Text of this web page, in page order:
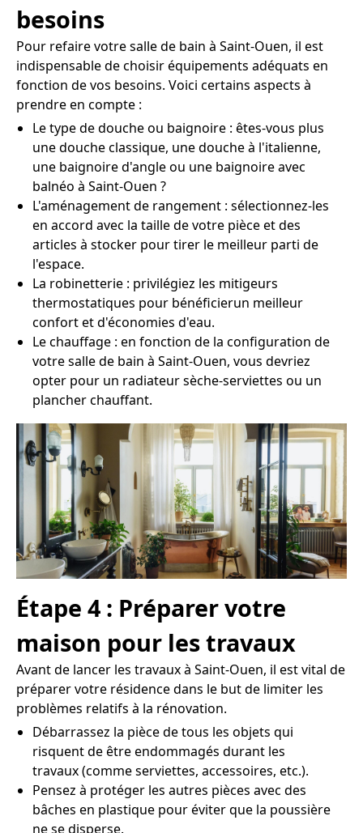
besoins
Pour refaire votre salle de bain à Saint-Ouen, il est
indispensable de choisir équipements adéquats en
fonction de vos besoins. Voici certains aspects à
prendre en compte :
Le type de douche ou baignoire : êtes-vous plus
une douche classique, une douche à l'italienne,
une baignoire d'angle ou une baignoire avec
balnéo à Saint-Ouen ?
L'aménagement de rangement : sélectionnez-les
en accord avec la taille de votre pièce et des
articles à stocker pour tirer le meilleur parti de
l'espace.
La robinetterie : privilégiez les mitigeurs
thermostatiques pour bénéficierun meilleur
confort et d'économies d'eau.
Le chauffage : en fonction de la configuration de
votre salle de bain à Saint-Ouen, vous devriez
opter pour un radiateur sèche-serviettes ou un
plancher chauffant.
Étape 4 : Préparer votre
maison pour les travaux
Avant de lancer les travaux à Saint-Ouen, il est vital de
préparer votre résidence dans le but de limiter les
problèmes relatifs à la rénovation.
Débarrassez la pièce de tous les objets qui
risquent de être endommagés durant les
travaux (comme serviettes, accessoires, etc.).
Pensez à protéger les autres pièces avec des
bâches en plastique pour éviter que la poussière
ne se disperse.